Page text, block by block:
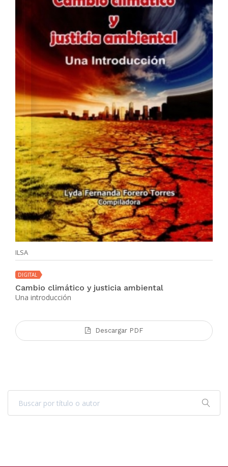
ILSA
DIGITAL
Cambio climático y justicia ambiental
Una introducción
Descargar PDF